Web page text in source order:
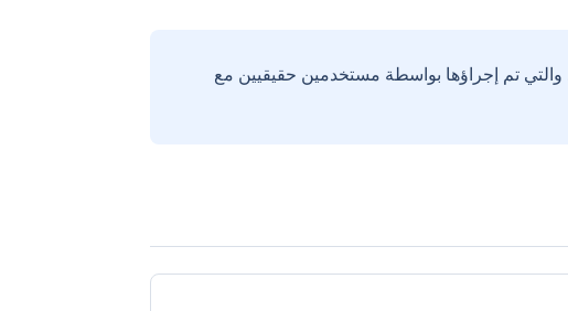
تم إجراؤها بواسطة مستخدمين حقيقيين مع